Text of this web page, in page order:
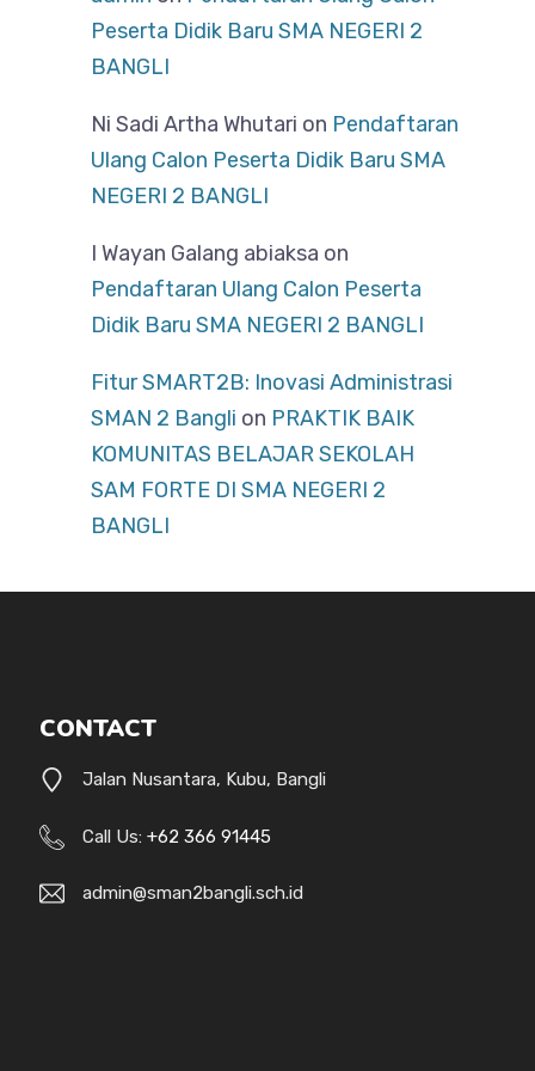
Peserta Didik Baru SMA NEGERI 2
BANGLI
Ni Sadi Artha Whutari on Pendaftaran
Ulang Calon Peserta Didik Baru SMA
NEGERI 2 BANGLI
I Wayan Galang abiaksa on
Pendaftaran Ulang Calon Peserta
Didik Baru SMA NEGERI 2 BANGLI
Fitur SMART2B: Inovasi Administrasi
SMAN 2 Bangli on PRAKTIK BAIK
KOMUNITAS BELAJAR SEKOLAH
SAM FORTE DI SMA NEGERI 2
BANGLI
CONTACT
Jalan Nusantara, Kubu, Bangli
Call Us: +62 366 91445
admin@sman2bangli.sch.id